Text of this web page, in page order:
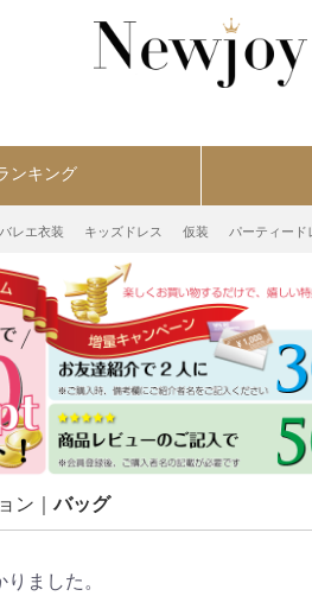
ンキング
バレエ衣装 キッズドレス 仮装 パーティード
ン バッグ
ました。